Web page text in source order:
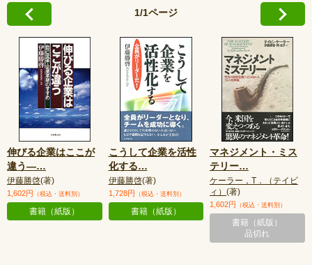
1/1ページ
伸びる企業はここが
違う—…
伊藤勝啓(著)
1,602円 （税込・送料別）
書籍（紙版）
こうして企業を活性
化する…
伊藤勝啓(著)
1,728円 （税込・送料別）
書籍（紙版）
マネジメント・ミス
テリー…
ケーラー，T．（テイビ
ィ） (著)
1,602円 （税込・送料別）
書籍（紙版）
品切れ